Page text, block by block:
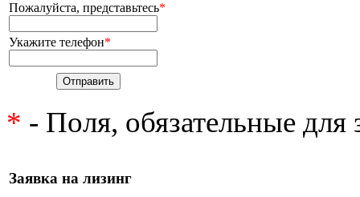
Пожалуйста, представьтесь*
Укажите телефон*
* - Поля, обязательные для
Заявка на лизинг